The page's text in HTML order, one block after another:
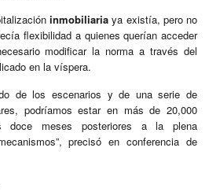
inmobiliaria ya existía, pero no
flexibilidad a quienes querían acceder
modificar la norma a través del
en la víspera.
de los escenarios y de una serie de
podríamos estar en más de 20,000
meses posteriores a la plena
precisó en conferencia de